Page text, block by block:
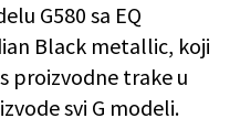
G580 sa EQ
Black metallic, koji
proizvodne trake u
svi G modeli.